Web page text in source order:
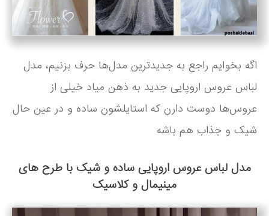
اگه بخوایم راجع به جدیدترین مدل‌ها حرف بزنیم، مدل
لباس عروس اروپایی جدید به ذهن میاد خیلی از
عروس‌ها دوست دارن که استایلشون ساده و در عین حال
شیک و جذاب هم باشه
مدل لباس عروس اروپایی ساده و شیک با طرح های
مینیمال و کلاسیک